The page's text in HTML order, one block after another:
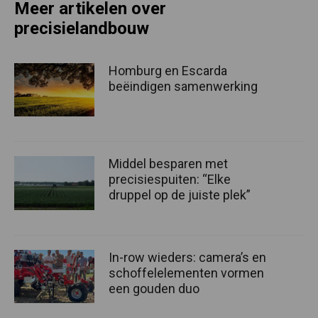
Meer artikelen over
precisielandbouw
Homburg en Escarda
beëindigen samenwerking
Middel besparen met
precisiespuiten: “Elke
druppel op de juiste plek”
In-row wieders: camera’s en
schoffelelementen vormen
een gouden duo